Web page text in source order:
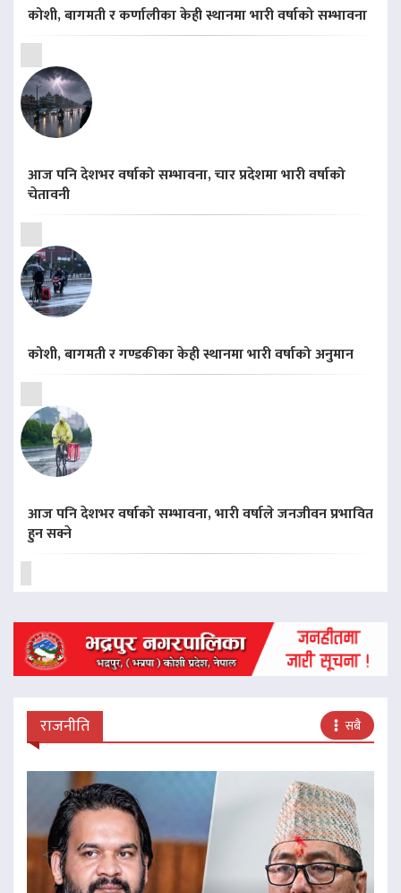
कोशी, बागमती र कर्णालीका केही स्थानमा भारी वर्षाको सम्भावना
आज पनि देशभर वर्षाको सम्भावना, चार प्रदेशमा भारी वर्षाको
चेतावनी
कोशी, बागमती र गण्डकीका केही स्थानमा भारी वर्षाको अनुमान
आज पनि देशभर वर्षाको सम्भावना, भारी वर्षाले जनजीवन प्रभावित
हुन सक्ने
राजनीति सबै